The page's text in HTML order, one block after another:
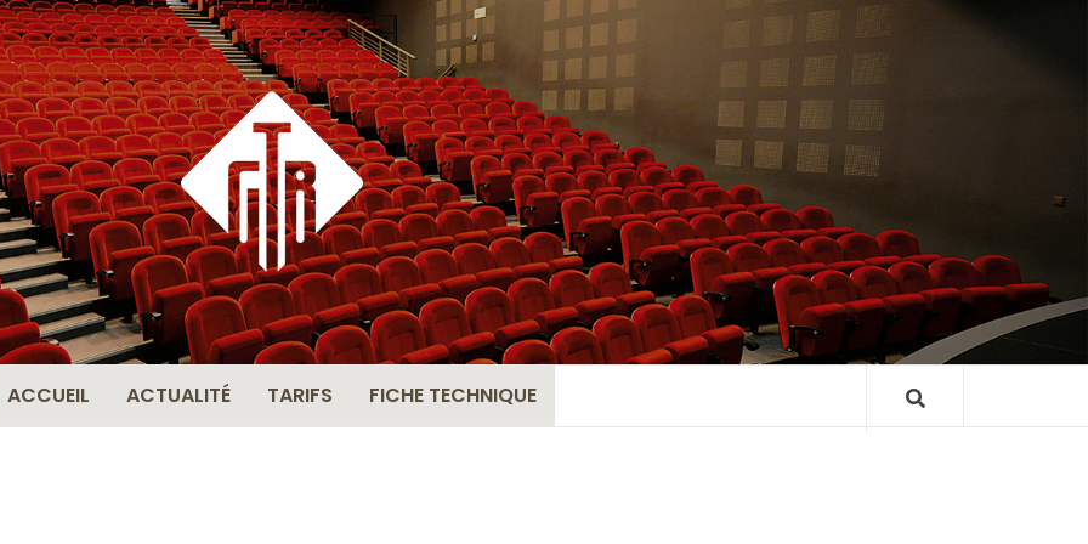
THÉÂTRE GASTON
BERNARD
ACCUEIL ACTUALITÉ TARIFS FICHE TECHNIQUE